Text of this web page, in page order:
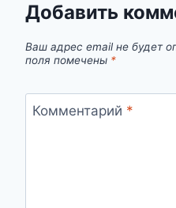
Добавить
Ваш адрес email не будет
поля помечены *
Комментарий *